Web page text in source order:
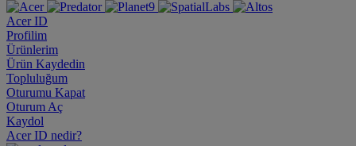
Acer ID
Profilim
Ürünlerim
Ürün Kaydedin
Topluluğum
Oturumu Kapat
Oturum Aç
Kaydol
Acer ID nedir?